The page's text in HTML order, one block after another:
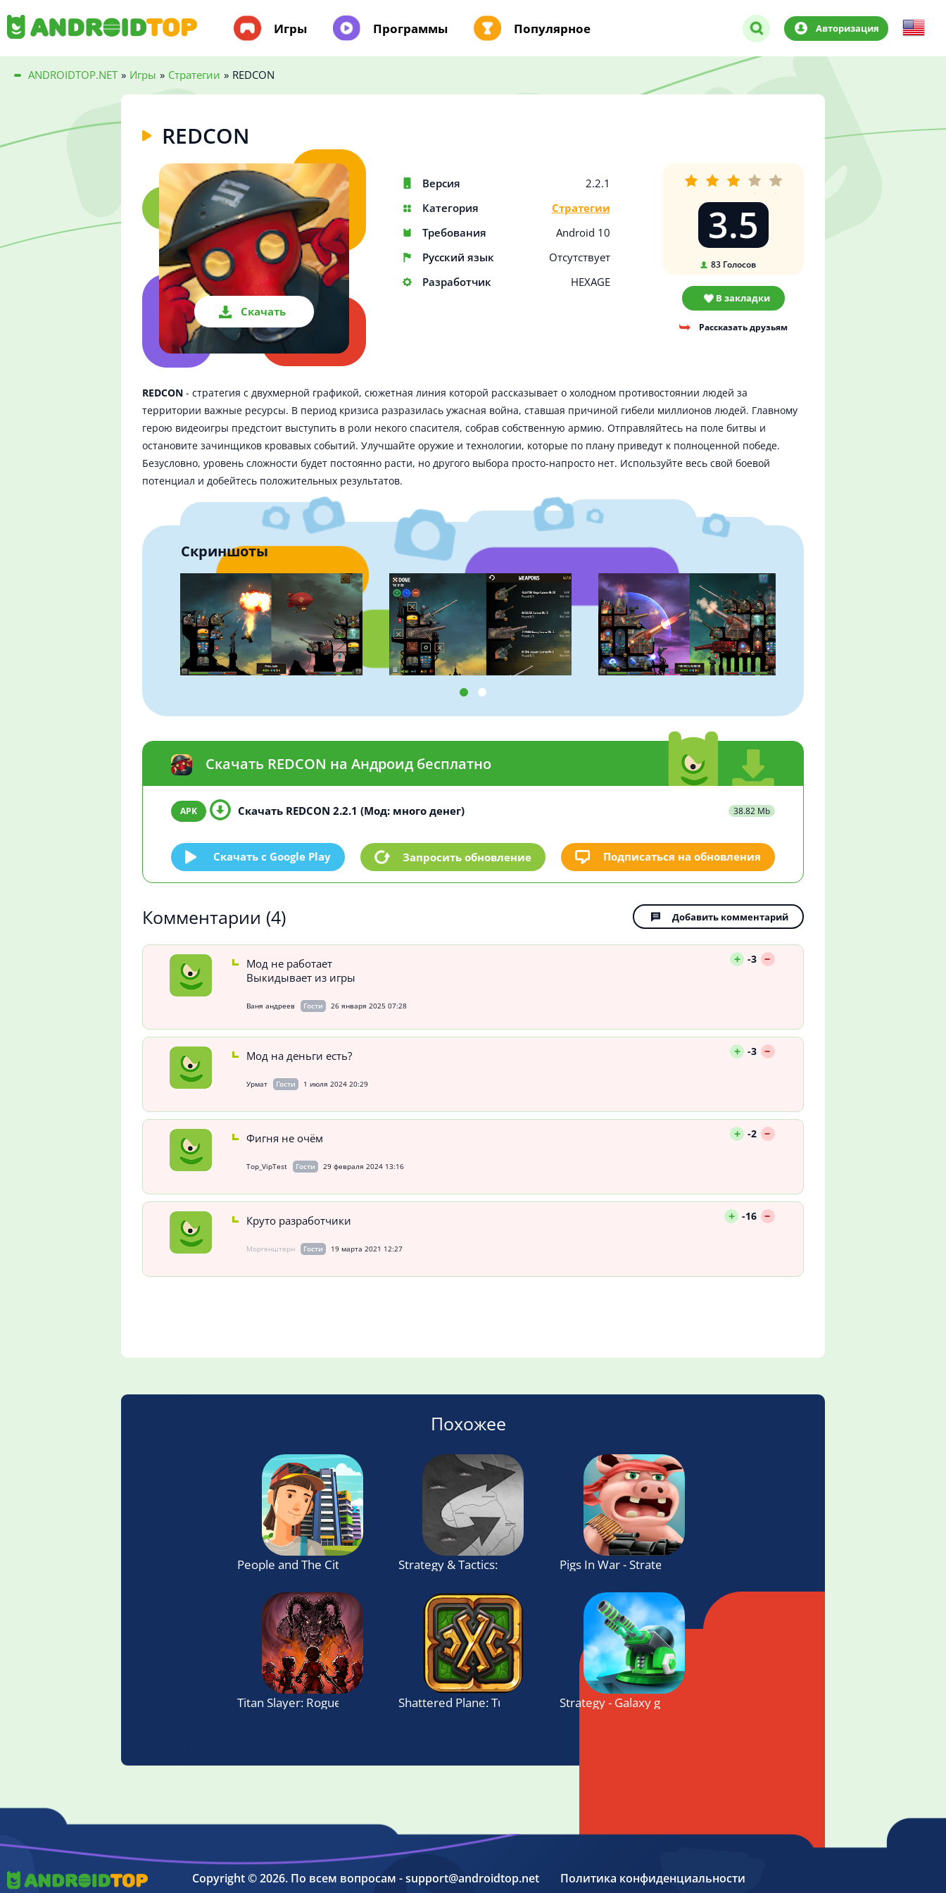
Игры Программы Популярное Авторизация
ANDROIDTOP.NET » Игры » Стратегии » REDCON
REDCON
Скачать
Версия
2.2.1
Категория
Стратегии
Требования
Android 10
Русский язык
Отсутствует
Разработчик
HEXAGE
3.5
83 Голосов
В закладки
Рассказать друзьям
REDCON - стратегия с двухмерной графикой, сюжетная линия которой рассказывает о холодном противостоянии людей за
территории важные ресурсы. В период кризиса разразилась ужасная война, ставшая причиной гибели миллионов людей. Главному
герою видеоигры предстоит выступить в роли некого спасителя, собрав собственную армию. Отправляйтесь на поле битвы и
остановите зачинщиков кровавых событий. Улучшайте оружие и технологии, которые по плану приведут к полноценной победе.
Безусловно, уровень сложности будет постоянно расти, но другого выбора просто-напросто нет. Используйте весь свой боевой
потенциал и добейтесь положительных результатов.
Скриншоты
Скачать REDCON на Андроид бесплатно
Скачать REDCON 2.2.1 (Мод: много денег) 38.82 Mb
Скачать c Google Play Запросить обновление Подписаться на обновления
Комментарии (4) Добавить комментарий
Мод не работает
Выкидывает из игры
Ваня андреев Гости 26 января 2025 07:28
+ -3 --
Мод на деньги есть?
Урмат Гости 1 июля 2024 20:29
+ -3 --
Фигня не очём
Top_VipTest Гости 29 февраля 2024 13:16
+ -2 --
Круто разработчики
Моргенштерн Гости 19 марта 2021 12:27
+ -16 --
Похожее
People and The City Strategy & Tactics: USSR vs USAPigs In War - Strategy Game
Titan Slayer: Roguelike Strategy Card GameShattered Plane: Turn-Based Strategy GameStrategy - Galaxy glow defense
Copyright © 2026. По всем вопросам - support@androidtop.net Политика конфиденциальности